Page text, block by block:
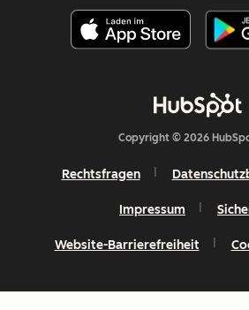
Copyright © 2026
Rechtsfragen
Impressum
Website-Barrierefreiheit